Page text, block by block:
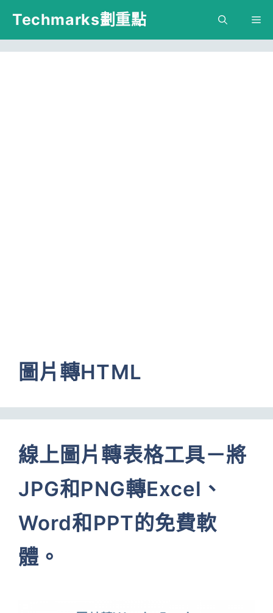
跳
主
Techmarks劃重點
圖片轉HTML
線上圖片轉表格工具－將
JPG和PNG轉Excel、
Word和PPT的免費軟
體。